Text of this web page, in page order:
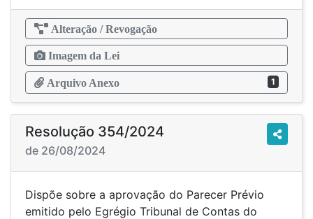
Alteração / Revogação
Imagem da Lei
Arquivo Anexo 1
Resolução 354/2024
de 26/08/2024
Dispõe sobre a aprovação do Parecer Prévio
emitido pelo Egrégio Tribunal de Contas do